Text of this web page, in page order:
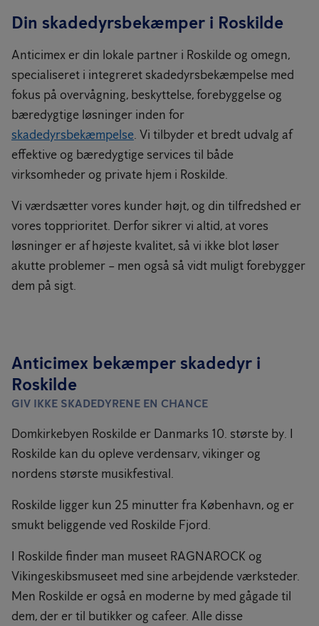
Din skadedyrsbekæmper i Roskilde
Anticimex er din lokale partner i Roskilde og omegn,
specialiseret i integreret skadedyrsbekæmpelse med
fokus på overvågning, beskyttelse, forebyggelse og
bæredygtige løsninger inden for
skadedyrsbekæmpelse. Vi tilbyder et bredt udvalg af
effektive og bæredygtige services til både
virksomheder og private hjem i Roskilde.
Vi værdsætter vores kunder højt, og din tilfredshed er
vores topprioritet. Derfor sikrer vi altid, at vores
løsninger er af højeste kvalitet, så vi ikke blot løser
akutte problemer – men også så vidt muligt forebygger
dem på sigt.
Anticimex bekæmper skadedyr i
Roskilde
GIV IKKE SKADEDYRENE EN CHANCE
Domkirkebyen Roskilde er Danmarks 10. største by. I
Roskilde kan du opleve verdensarv, vikinger og
nordens største musikfestival.
Roskilde ligger kun 25 minutter fra København, og er
smukt beliggende ved Roskilde Fjord.
I Roskilde finder man museet RAGNAROCK og
Vikingeskibsmuseet med sine arbejdende værksteder.
Men Roskilde er også en moderne by med gågade til
dem, der er til butikker og cafeer. Alle disse